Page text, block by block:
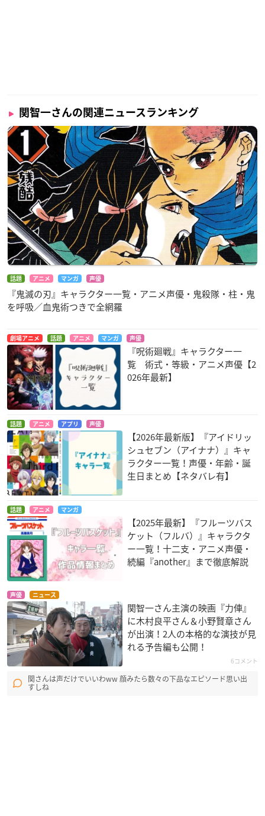
関智一さんの関連ニュースランキング
話題 アニメ マンガ 声優
『鬼滅の刃』キャラクター一覧・アニメ声優・鬼殺隊・柱・鬼
を呼吸／血鬼術つきで全網羅
劇場アニメ 話題 アニメ マンガ 声優
『呪術廻戦』キャラクター一
覧 術式・等級・アニメ声優【2
026年最新】
話題 アニメ アプリ 声優
【2026年最新版】『アイドリッ
シュセブン（アイナナ）』キャ
ラクター一覧！声優・年齢・誕
生日まとめ【ネタバレ有】
話題 アニメ マンガ
【2025年最新】『フルーツバス
ケット（フルバ）』キャラクタ
ー一覧！十二支・アニメ声優・
続編『another』まで徹底解説
声優 ニュース
関智一さん主演の映画『力俥』
に木村良平さん＆小野賢章さん
が出演！2人の本格的な演技が見
れる予告編も公開！
6コメント
関さんは声だけでいいわww 顔みたら数々の下品なエピソード思い出
すしね